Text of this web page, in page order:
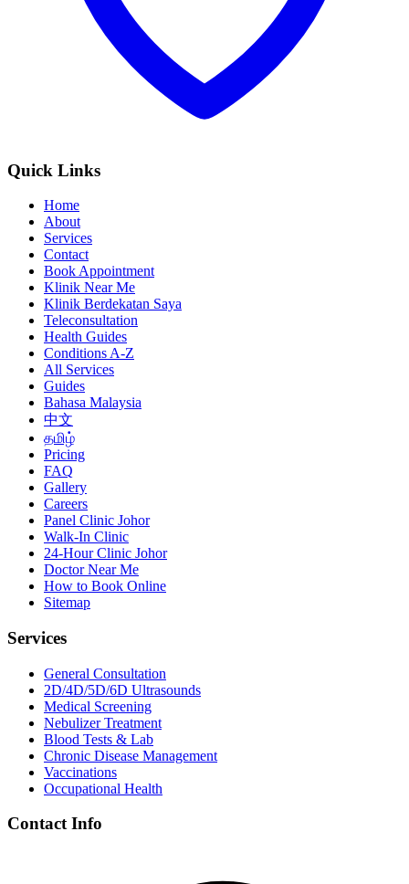
Quick Links
Home
About
Services
Contact
Book Appointment
Klinik Near Me
Klinik Berdekatan Saya
Teleconsultation
Health Guides
Conditions A-Z
All Services
Guides
Bahasa Malaysia
中文
தமிழ்
Pricing
FAQ
Gallery
Careers
Panel Clinic Johor
Walk-In Clinic
24-Hour Clinic Johor
Doctor Near Me
How to Book Online
Sitemap
Services
General Consultation
2D/4D/5D/6D Ultrasounds
Medical Screening
Nebulizer Treatment
Blood Tests & Lab
Chronic Disease Management
Vaccinations
Occupational Health
Contact Info